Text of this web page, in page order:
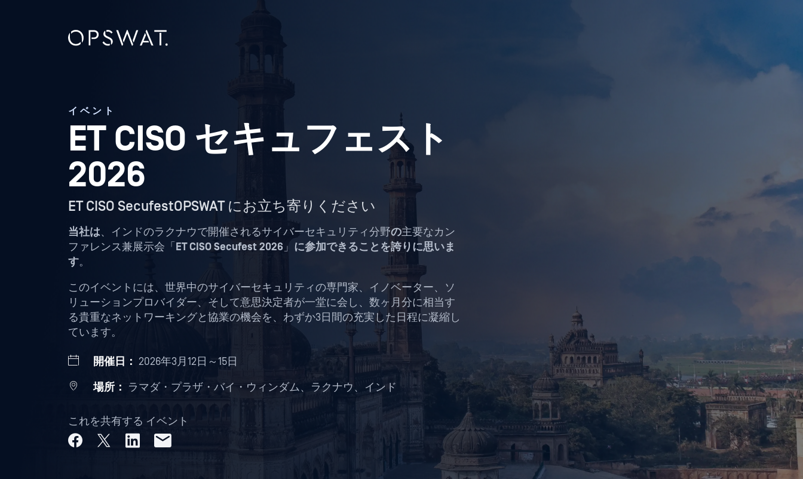
イベント
ET CISO セキュフェスト
2026
ET CISO SecufestOPSWAT にお立ち寄りください
当社は、インドのラクナウで開催されるサイバーセキュリティ分野の主要なカン
ファレンス兼展示会「 ET CISO Secufest 2026 」 に参加できることを誇りに思いま
す。
このイベントには、世界中のサイバーセキュリティの専門家、イノベーター、ソ
リューションプロバイダー、そして意思決定者が一堂に会し、数ヶ月分に相当す
る貴重なネットワーキングと協業の機会を、わずか3日間の充実した日程に凝縮し
ています。
開催日： 2026年3月12日～15日
場所： ラマダ・プラザ・バイ・ウィンダム、ラクナウ、インド
これを共有する イベント